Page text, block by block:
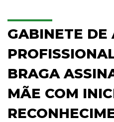
GABINETE DE
BRAGA
MÃE COM